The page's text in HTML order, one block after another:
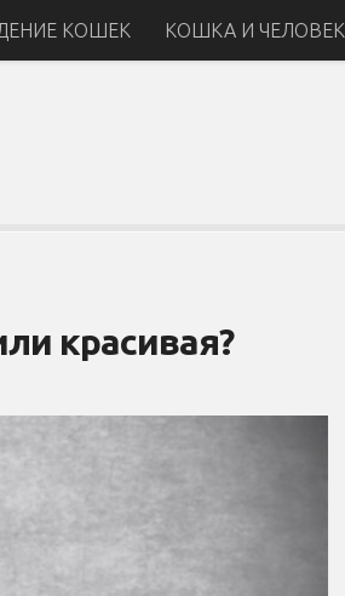
КОШЕК КОШКА И ЧЕЛОВЕК
красивая?